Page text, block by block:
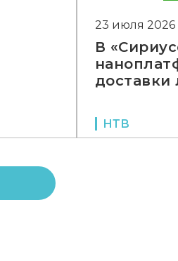
23 июля 2026
В
доставки
НТВ